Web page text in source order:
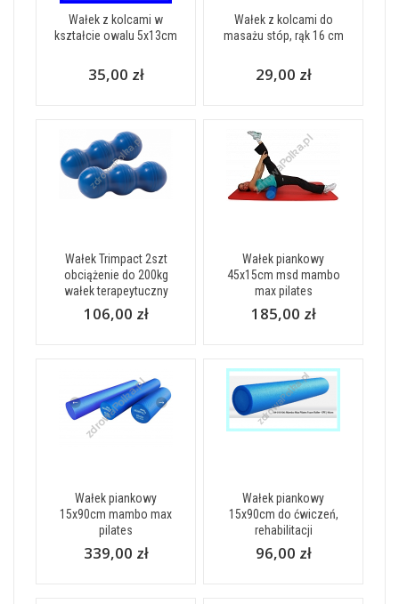
Wałek z kolcami w
kształcie owalu 5x13cm
35,00 zł
Wałek z kolcami do
masażu stóp, rąk 16 cm
29,00 zł
Wałek Trimpact 2szt
obciążenie do 200kg
wałek terapeytuczny
106,00 zł
Wałek piankowy
45x15cm msd mambo
max pilates
185,00 zł
Wałek piankowy
15x90cm mambo max
pilates
339,00 zł
Wałek piankowy
15x90cm do ćwiczeń,
rehabilitacji
96,00 zł